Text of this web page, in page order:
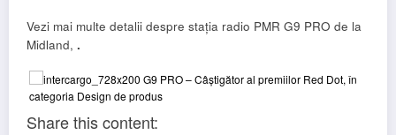
Vezi mai multe detalii despre stația radio PMR G9 PRO de la
Midland, .
Share this content: